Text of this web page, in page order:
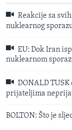
Reakcije sa
nuklearnog
EU: Dok Iran
nuklearnom
DONALD TUSK
prijateljima
BOLTON: Što je